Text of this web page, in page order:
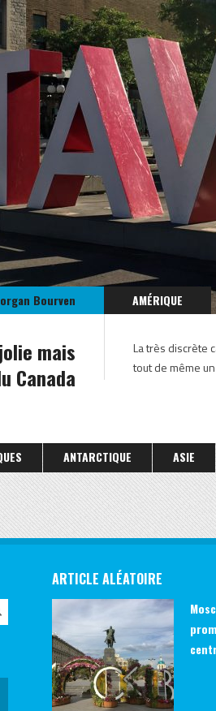
Bourven
AMÉRIQUE
mais
Canada
La très discrète
tout de même
ANTARCTIQUE ASIE
ARTICLE ALÉATOIRE